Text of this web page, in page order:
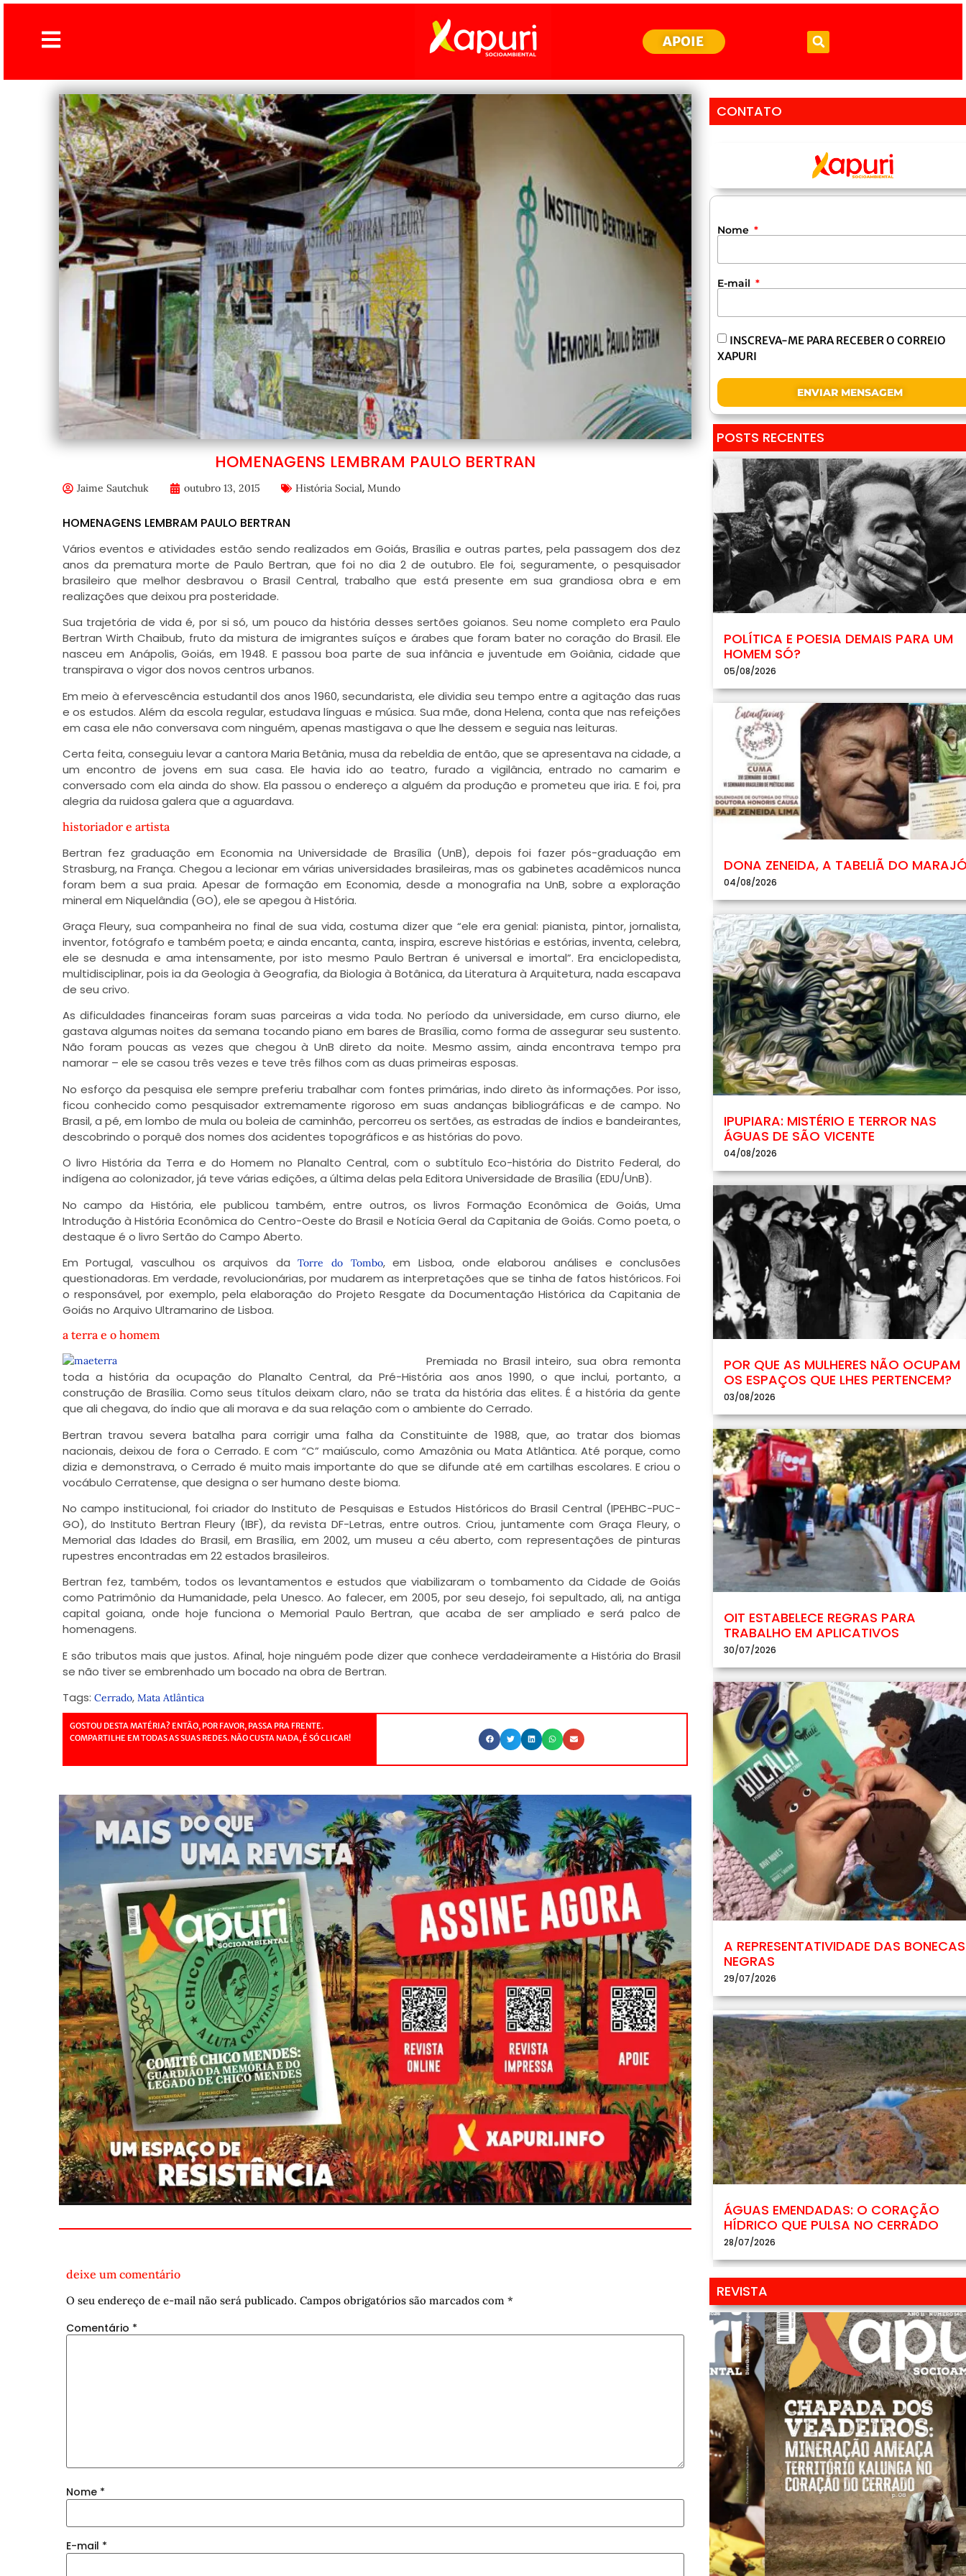
APOIE
HOMENAGENS LEMBRAM PAULO BERTRAN
Jaime Sautchuk outubro 13, 2015 História Social, Mundo
HOMENAGENS LEMBRAM PAULO BERTRAN
Vários eventos e atividades estão sendo realizados em Goiás, Brasília e outras partes, pela passagem dos dez
anos da prematura morte de Paulo Bertran, que foi no dia 2 de outubro. Ele foi, seguramente, o pesquisador
brasileiro que melhor desbravou o Brasil Central, trabalho que está presente em sua grandiosa obra e em
realizações que deixou pra posteridade.
Sua trajetória de vida é, por si só, um pouco da história desses sertões goianos. Seu nome completo era Paulo
Bertran Wirth Chaibub, fruto da mistura de imigrantes suíços e árabes que foram bater no coração do Brasil. Ele
nasceu em Anápolis, Goiás, em 1948. E passou boa parte de sua infância e juventude em Goiânia, cidade que
transpirava o vigor dos novos centros urbanos.
Em meio à efervescência estudantil dos anos 1960, secundarista, ele dividia seu tempo entre a agitação das ruas
e os estudos. Além da escola regular, estudava línguas e música. Sua mãe, dona Helena, conta que nas refeições
em casa ele não conversava com ninguém, apenas mastigava o que lhe dessem e seguia nas leituras.
Certa feita, conseguiu levar a cantora Maria Betânia, musa da rebeldia de então, que se apresentava na cidade, a
um encontro de jovens em sua casa. Ele havia ido ao teatro, furado a vigilância, entrado no camarim e
conversado com ela ainda do show. Ela passou o endereço a alguém da produção e prometeu que iria. E foi, pra
alegria da ruidosa galera que a aguardava.
historiador e artista
Bertran fez graduação em Economia na Universidade de Brasília (UnB), depois foi fazer pós-graduação em
Strasburg, na França. Chegou a lecionar em várias universidades brasileiras, mas os gabinetes acadêmicos nunca
foram bem a sua praia. Apesar de formação em Economia, desde a monografia na UnB, sobre a exploração
mineral em Niquelândia (GO), ele se apegou à História.
Graça Fleury, sua companheira no final de sua vida, costuma dizer que “ele era genial: pianista, pintor, jornalista,
inventor, fotógrafo e também poeta; e ainda encanta, canta, inspira, escreve histórias e estórias, inventa, celebra,
ele se desnuda e ama intensamente, por isto mesmo Paulo Bertran é universal e imortal”. Era enciclopedista,
multidisciplinar, pois ia da Geologia à Geografia, da Biologia à Botânica, da Literatura à Arquitetura, nada escapava
de seu crivo.
As dificuldades financeiras foram suas parceiras a vida toda. No período da universidade, em curso diurno, ele
gastava algumas noites da semana tocando piano em bares de Brasília, como forma de assegurar seu sustento.
Não foram poucas as vezes que chegou à UnB direto da noite. Mesmo assim, ainda encontrava tempo pra
namorar – ele se casou três vezes e teve três filhos com as duas primeiras esposas.
No esforço da pesquisa ele sempre preferiu trabalhar com fontes primárias, indo direto às informações. Por isso,
ficou conhecido como pesquisador extremamente rigoroso em suas andanças bibliográficas e de campo. No
Brasil, a pé, em lombo de mula ou boleia de caminhão, percorreu os sertões, as estradas de índios e bandeirantes,
descobrindo o porquê dos nomes dos acidentes topográficos e as histórias do povo.
O livro História da Terra e do Homem no Planalto Central, com o subtítulo Eco-história do Distrito Federal, do
indígena ao colonizador, já teve várias edições, a última delas pela Editora Universidade de Brasília (EDU/UnB).
No campo da História, ele publicou também, entre outros, os livros Formação Econômica de Goiás, Uma
Introdução à História Econômica do Centro-Oeste do Brasil e Notícia Geral da Capitania de Goiás. Como poeta, o
destaque é o livro Sertão do Campo Aberto.
Em Portugal, vasculhou os arquivos daTorre do Tombo, em Lisboa, onde elaborou análises e conclusões
questionadoras. Em verdade, revolucionárias, por mudarem as interpretações que se tinha de fatos históricos. Foi
o responsável, por exemplo, pela elaboração do Projeto Resgate da Documentação Histórica da Capitania de
Goiás no Arquivo Ultramarino de Lisboa.
a terra e o homem
Premiada no Brasil inteiro, sua obra remonta
toda a história da ocupação do Planalto Central, da Pré-História aos anos 1990, o que inclui, portanto, a
construção de Brasília. Como seus títulos deixam claro, não se trata da história das elites. É a história da gente
que ali chegava, do índio que ali morava e da sua relação com o ambiente do Cerrado.
Bertran travou severa batalha para corrigir uma falha da Constituinte de 1988, que, ao tratar dos biomas
nacionais, deixou de fora o Cerrado. E com “C” maiúsculo, como Amazônia ou Mata Atlântica. Até porque, como
dizia e demonstrava, o Cerrado é muito mais importante do que se difunde até em cartilhas escolares. E criou o
vocábulo Cerratense, que designa o ser humano deste bioma.
No campo institucional, foi criador do Instituto de Pesquisas e Estudos Históricos do Brasil Central (IPEHBC-PUC-
GO), do Instituto Bertran Fleury (IBF), da revista DF-Letras, entre outros. Criou, juntamente com Graça Fleury, o
Memorial das Idades do Brasil, em Brasília, em 2002, um museu a céu aberto, com representações de pinturas
rupestres encontradas em 22 estados brasileiros.
Bertran fez, também, todos os levantamentos e estudos que viabilizaram o tombamento da Cidade de Goiás
como Patrimônio da Humanidade, pela Unesco. Ao falecer, em 2005, por seu desejo, foi sepultado, ali, na antiga
capital goiana, onde hoje funciona o Memorial Paulo Bertran, que acaba de ser ampliado e será palco de
homenagens.
E são tributos mais que justos. Afinal, hoje ninguém pode dizer que conhece verdadeiramente a História do Brasil
se não tiver se embrenhado um bocado na obra de Bertran.
Tags: Cerrado, Mata Atlântica
GOSTOU DESTA MATÉRIA? ENTÃO, POR FAVOR, PASSA PRA FRENTE.
COMPARTILHE EM TODAS AS SUAS REDES. NÃO CUSTA NADA, É SÓ CLICAR!
deixe um comentário
O seu endereço de e-mail não será publicado. Campos obrigatórios são marcados com *
Comentário *
Nome *
E-mail *
CONTATO
Nome
E-mail
INSCREVA-ME PARA RECEBER O CORREIO
XAPURI
ENVIAR MENSAGEM
POSTS RECENTES
POLÍTICA E POESIA DEMAIS PARA UM
HOMEM SÓ?
05/08/2026
DONA ZENEIDA, A TABELIÃ DO
04/08/2026
IPUPIARA: MISTÉRIO E TERROR NAS
ÁGUAS DE SÃO VICENTE
04/08/2026
POR QUE AS MULHERES NÃO OCUPAM
OS ESPAÇOS QUE LHES PERTENCEM?
03/08/2026
OIT ESTABELECE REGRAS PARA
TRABALHO EM APLICATIVOS
30/07/2026
A REPRESENTATIVIDADE DAS BONECAS
NEGRAS
29/07/2026
ÁGUAS EMENDADAS: O CORAÇÃO
HÍDRICO QUE PULSA NO CERRADO
28/07/2026
REVISTA